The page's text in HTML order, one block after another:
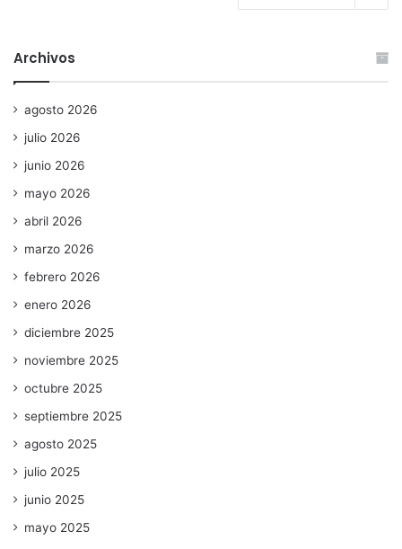
Archivos
agosto 2026
julio 2026
junio 2026
mayo 2026
abril 2026
marzo 2026
febrero 2026
enero 2026
diciembre 2025
noviembre 2025
octubre 2025
septiembre 2025
agosto 2025
julio 2025
junio 2025
mayo 2025